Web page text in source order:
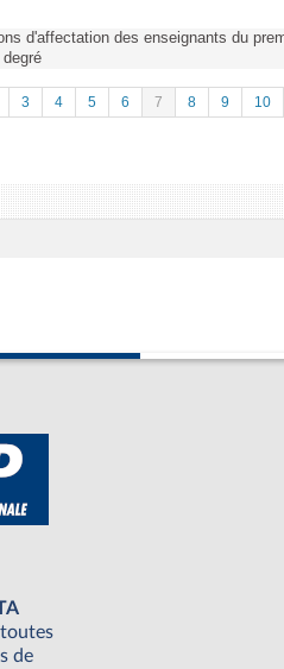
d'affectation des enseignants du
3 4 5 6 7 8 9 10
de